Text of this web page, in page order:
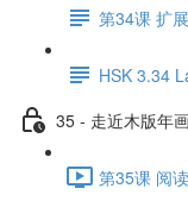
第34课 扩
HSK 3.34
35 - 走近木版年
第35课 阅